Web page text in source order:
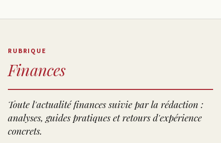
RUBRIQUE
Finances
Toute l'actualité finances suivie par la rédaction :
analyses, guides pratiques et retours d'expérience
concrets.